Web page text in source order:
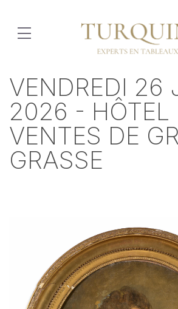
VENDREDI 26
2026 - HÔTEL
VENTES DE
GRASSE